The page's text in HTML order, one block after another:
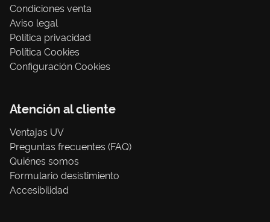
Condiciones venta
Aviso legal
Política privacidad
Política Cookies
Configuración Cookies
Atención al cliente
Ventajas UV
Preguntas frecuentes (FAQ)
Quiénes somos
Formulario desistimiento
Accesibilidad